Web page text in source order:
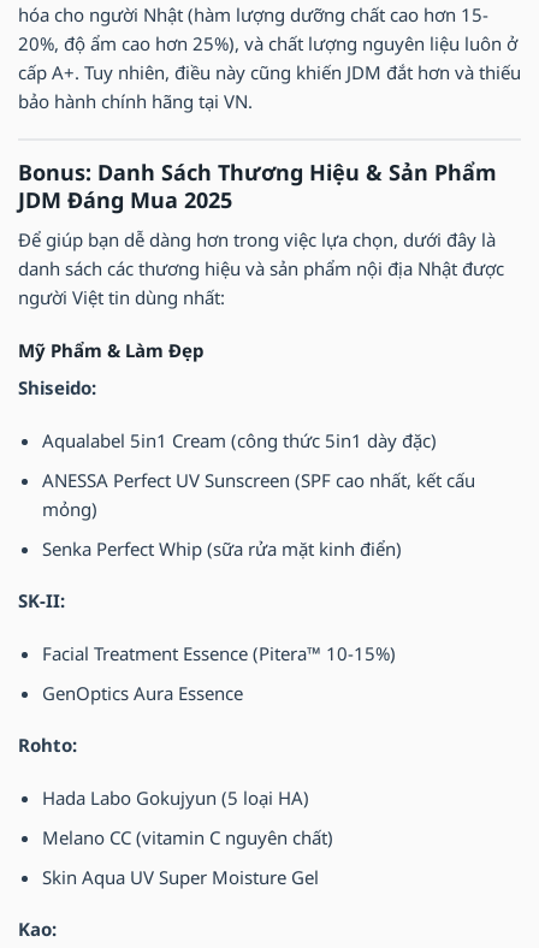
hóa cho người Nhật (hàm lượng dưỡng chất cao hơn 15-
20%, độ ẩm cao hơn 25%), và chất lượng nguyên liệu luôn ở
cấp A+. Tuy nhiên, điều này cũng khiến JDM đắt hơn và thiếu
bảo hành chính hãng tại VN.
Bonus: Danh Sách Thương Hiệu & Sản Phẩm
JDM Đáng Mua 2025
Để giúp bạn dễ dàng hơn trong việc lựa chọn, dưới đây là
danh sách các thương hiệu và sản phẩm nội địa Nhật được
người Việt tin dùng nhất:
Mỹ Phẩm & Làm Đẹp
Shiseido:
Aqualabel 5in1 Cream (công thức 5in1 dày đặc)
ANESSA Perfect UV Sunscreen (SPF cao nhất, kết cấu
mỏng)
Senka Perfect Whip (sữa rửa mặt kinh điển)
SK-II:
Facial Treatment Essence (Pitera™ 10-15%)
GenOptics Aura Essence
Rohto:
Hada Labo Gokujyun (5 loại HA)
Melano CC (vitamin C nguyên chất)
Skin Aqua UV Super Moisture Gel
Kao: